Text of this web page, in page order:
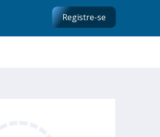
Registre-se